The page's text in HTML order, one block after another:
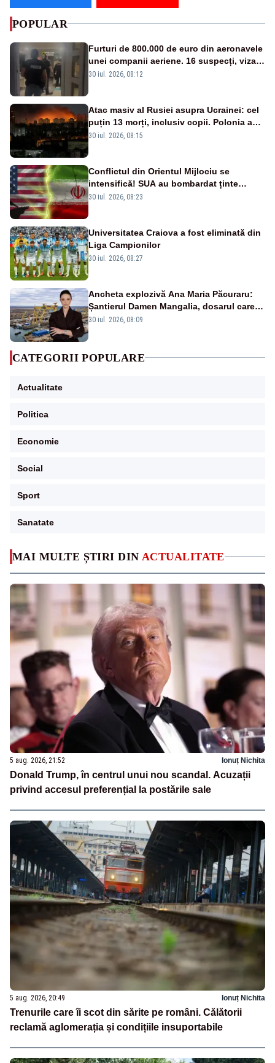
MAI MULTE ȘTIRI DIN ACTUALITATE
5 aug. 2026, 21:52 Ionuț Nichita
Donald Trump, în centrul unui nou scandal. Acuzații
privind accesul preferențial la postările sale
5 aug. 2026, 20:49 Ionuț Nichita
Trenurile care îi scot din sărite pe români. Călătorii
reclamă aglomerația și condițiile insuportabile
POPULAR
Furturi de 800.000 de euro din aeronavele
unei companii aeriene. 16 suspecți, vizați
de anchetă
30 iul. 2026, 08:12
Atac masiv al Rusiei asupra Ucrainei: cel
puțin 13 morți, inclusiv copii. Polonia a
ridicat avioanele de vânătoare
30 iul. 2026, 08:15
Conflictul din Orientul Mijlociu se
intensifică! SUA au bombardat ținte
militare din Iran
30 iul. 2026, 08:23
Universitatea Craiova a fost eliminată din
Liga Campionilor
30 iul. 2026, 08:27
Ancheta explozivă Ana Maria Păcuraru:
Șantierul Damen Mangalia, dosarul care
scufundă apărarea României
30 iul. 2026, 08:09
CATEGORII POPULARE
Actualitate
Politica
Economie
Social
Sport
Sanatate